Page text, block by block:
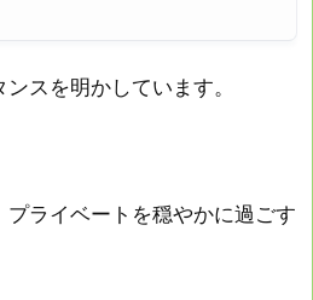
スを明かしています。
ライベートを穏やかに過ごす